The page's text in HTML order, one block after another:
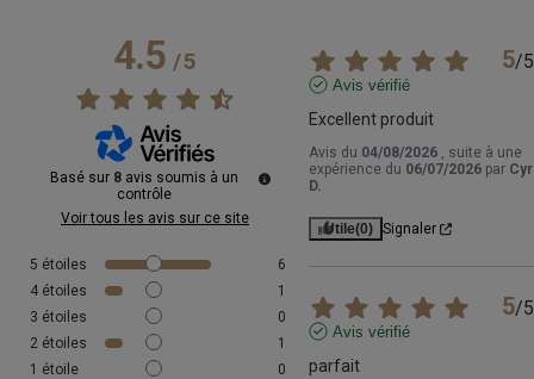
4.5/5
Basé sur 8 avis soumis à un
contrôle
Voir tous les avis sur ce site
5 étoiles
6
4 étoiles
1
3 étoiles
0
2 étoiles
1
1 étoile 0
5/5
Avis vérifié
Excellent produit
Avis du 04/08/2026 , suite à une
expérience du 06/07/2026 par
D.
Utile(0) Signaler
5/5
Avis vérifié
parfait